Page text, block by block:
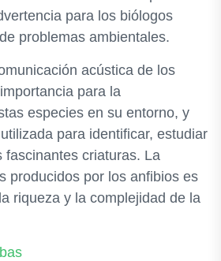
para los biólogos
problemas ambientales.
acústica de los
para la
especies en su entorno, y
para identificar, estudiar
fascinantes criaturas. La
producidos por los anfibios es
riqueza y la complejidad de la